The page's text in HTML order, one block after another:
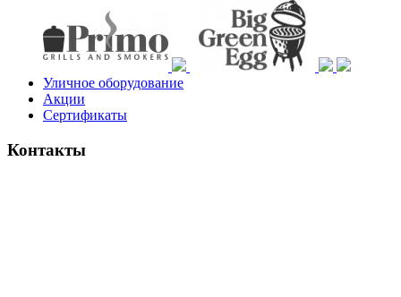
Уличное оборудование
Акции
Сертификаты
Контакты